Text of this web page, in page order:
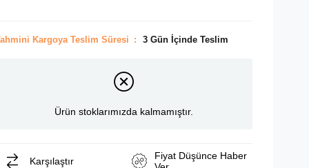
Kargoya Teslim Süresi : 3 Gün İçinde Teslim
Ürün stoklarımızda kalmamıştır.
Karşılaştır
Fiyat Düşünce Haber